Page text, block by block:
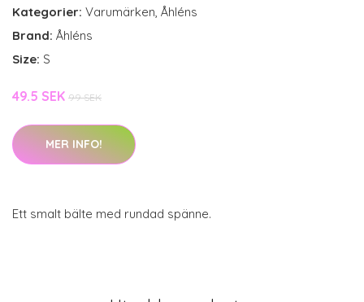
Kategorier: Varumärken, Åhléns
Brand: Åhléns
Size: S
49.5 SEK 99 SEK
MER INFO!
Ett smalt bälte med rundad spänne.